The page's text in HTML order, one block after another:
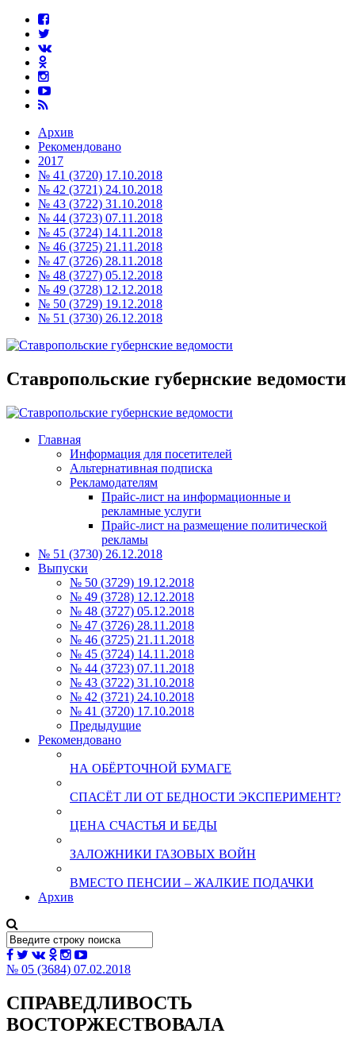
Архив
Рекомендовано
2017
№ 41 (3720) 17.10.2018
№ 42 (3721) 24.10.2018
№ 43 (3722) 31.10.2018
№ 44 (3723) 07.11.2018
№ 45 (3724) 14.11.2018
№ 46 (3725) 21.11.2018
№ 47 (3726) 28.11.2018
№ 48 (3727) 05.12.2018
№ 49 (3728) 12.12.2018
№ 50 (3729) 19.12.2018
№ 51 (3730) 26.12.2018
Ставропольские губернские ведомости
Главная
Информация для посетителей
Альтернативная подписка
Рекламодателям
Прайс-лист на информационные и
рекламные услуги
Прайс-лист на размещение политической
рекламы
№ 51 (3730) 26.12.2018
Выпуски
№ 50 (3729) 19.12.2018
№ 49 (3728) 12.12.2018
№ 48 (3727) 05.12.2018
№ 47 (3726) 28.11.2018
№ 46 (3725) 21.11.2018
№ 45 (3724) 14.11.2018
№ 44 (3723) 07.11.2018
№ 43 (3722) 31.10.2018
№ 42 (3721) 24.10.2018
№ 41 (3720) 17.10.2018
Предыдущие
Рекомендовано
НА ОБЁРТОЧНОЙ БУМАГЕ
СПАСЁТ ЛИ ОТ БЕДНОСТИ ЭКСПЕРИМЕНТ?
ЦЕНА СЧАСТЬЯ И БЕДЫ
ЗАЛОЖНИКИ ГАЗОВЫХ ВОЙН
ВМЕСТО ПЕНСИИ – ЖАЛКИЕ ПОДАЧКИ
Архив
№ 05 (3684) 07.02.2018
СПРАВЕДЛИВОСТЬ
ВОСТОРЖЕСТВОВАЛА